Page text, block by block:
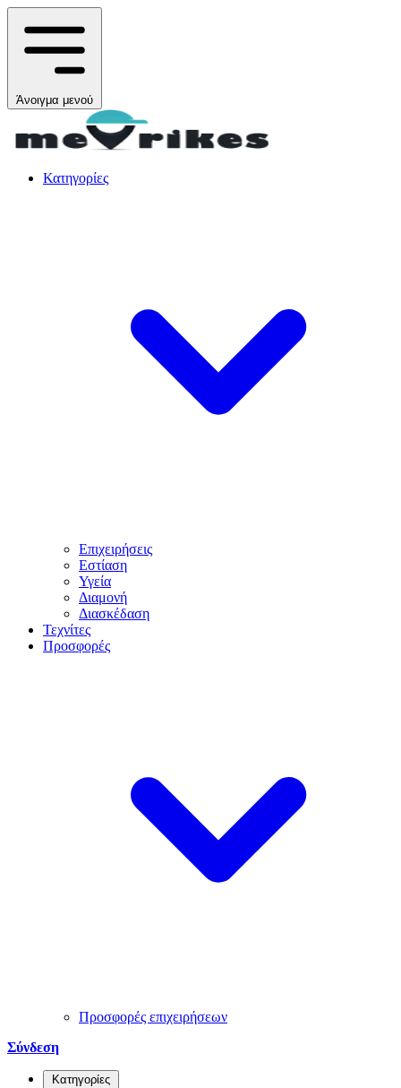
Άνοιγμα μενού
Κατηγορίες
Επιχειρήσεις
Εστίαση
Υγεία
Διαμονή
Διασκέδαση
Τεχνίτες
Προσφορές
Προσφορές επιχειρήσεων
Σύνδεση
Κατηγορίες